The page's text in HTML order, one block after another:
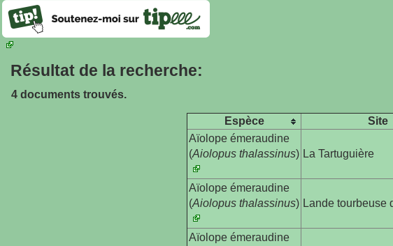
Résultat de la recherche:
4 documents trouvés.
Espèce Site
Aïolope émeraudine
(Aiolopus thalassinus) La Tartuguière
Aïolope émeraudine
(Aiolopus thalassinus) Lande tourbeuse
Aïolope émeraudine